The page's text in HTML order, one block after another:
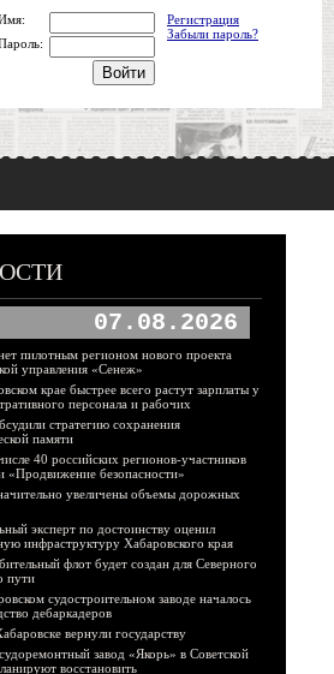
Регистрация
Забыли пароль?
07.08.2026
пилотным регионом нового проекта
управления «Сенеж»
крае быстрее всего растут зарплаты у
персонала и рабочих
стратегию сохранения
памяти
40 российских регионов-участников
«Продвижение безопасности»
увеличены объемы дорожных
эксперт по достоинству оценил
инфраструктуру Хабаровского края
флот будет создан для Северного
пути
судостроительном заводе началось
дебаркадеров
вернули государству
завод «Якорь» в Советской
восстановить